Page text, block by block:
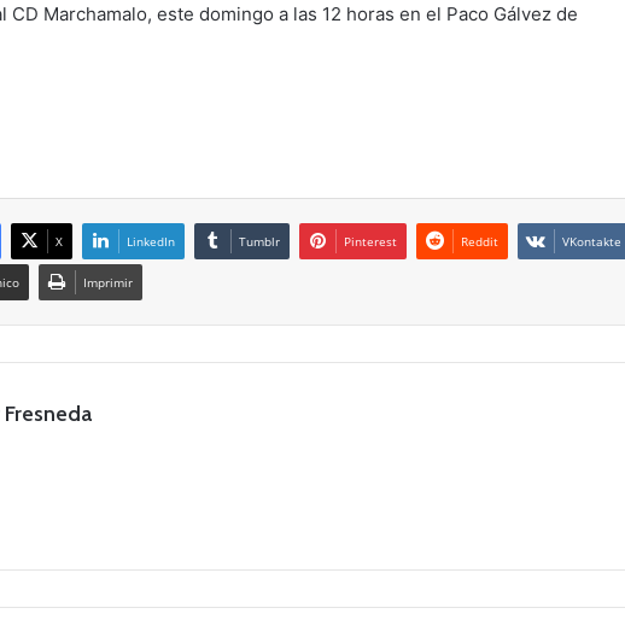
Marchamalo, este domingo a las 12 horas en el Paco Gálvez de
X LinkedIn Tumblr Pinterest Reddit VKontakte
Imprimir